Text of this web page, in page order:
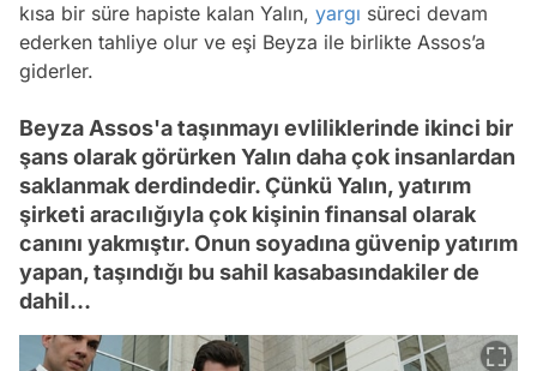
kısa bir süre hapiste kalan Yalın, yargı süreci devam
ederken tahliye olur ve eşi Beyza ile birlikte Assos’a
giderler.
Beyza Assos'a taşınmayı evliliklerinde ikinci bir
şans olarak görürken Yalın daha çok insanlardan
saklanmak derdindedir. Çünkü Yalın, yatırım
şirketi aracılığıyla çok kişinin finansal olarak
canını yakmıştır. Onun soyadına güvenip yatırım
yapan, taşındığı bu sahil kasabasındakiler de
dahil…